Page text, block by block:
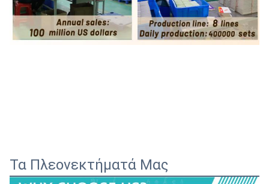
Τα Πλεονεκτήματά Μας